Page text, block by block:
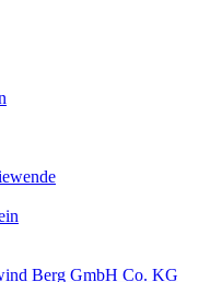
Berg GmbH Co. KG